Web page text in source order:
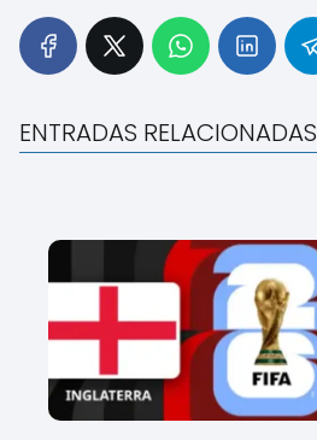
ENTRADAS RELACIONADAS